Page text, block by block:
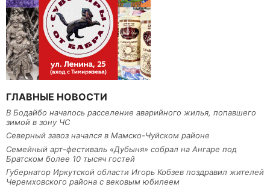
ГЛАВНЫЕ НОВОСТИ
В Бодайбо началось расселение аварийного жилья, попавшего
зимой в зону ЧС
Северный завоз начался в Мамско-Чуйском районе
Семейный арт-фестиваль «Дубыня» собрал на Ангаре под
Братском более 10 тысяч гостей
Губернатор Иркутской области Игорь Кобзев поздравил жителей
Черемховского района с вековым юбилеем